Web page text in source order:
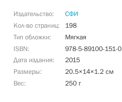
Издательство
СФИ
Кол-во страниц
198
Тип обложки
Мягкая
ISBN
978-5-89100-151-0
Дата издания
2015
Размеры
20.5×14×1.2 см
Вес
250 г